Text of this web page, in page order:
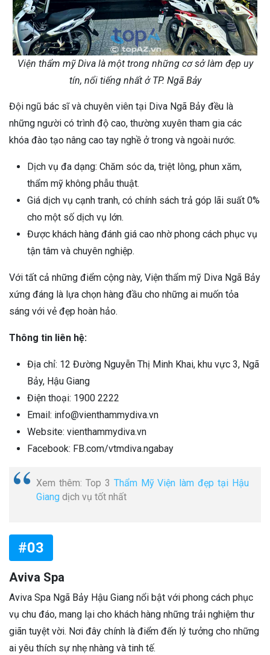
Viện thẩm mỹ Diva là một trong những cơ sở làm đẹp uy
tín, nổi tiếng nhất ở TP. Ngã Bảy
Đội ngũ bác sĩ và chuyên viên tại Diva Ngã Bảy đều là
những người có trình độ cao, thường xuyên tham gia các
khóa đào tạo nâng cao tay nghề ở trong và ngoài nước.
Dịch vụ đa dạng: Chăm sóc da, triệt lông, phun xăm,
thẩm mỹ không phẫu thuật.
Giá dịch vụ cạnh tranh, có chính sách trả góp lãi suất 0%
cho một số dịch vụ lớn.
Được khách hàng đánh giá cao nhờ phong cách phục vụ
tận tâm và chuyên nghiệp.
Với tất cả những điểm cộng này, Viện thẩm mỹ Diva Ngã Bảy
xứng đáng là lựa chọn hàng đầu cho những ai muốn tỏa
sáng với vẻ đẹp hoàn hảo.
Thông tin liên hệ:
Địa chỉ: 12 Đường Nguyễn Thị Minh Khai, khu vực 3, Ngã
Bảy, Hậu Giang
Điện thoại: 1900 2222
Email: info@vienthammydiva.vn
Website: vienthammydiva.vn
Facebook: FB.com/vtmdiva.ngabay
Xem thêm: Top 3 Thẩm Mỹ Viện làm đẹp tại Hậu
Giang dịch vụ tốt nhất
#03
Aviva Spa
Aviva Spa Ngã Bảy Hậu Giang nổi bật với phong cách phục
vụ chu đáo, mang lại cho khách hàng những trải nghiệm thư
giãn tuyệt vời. Nơi đây chính là điểm đến lý tưởng cho những
ai yêu thích sự nhẹ nhàng và tinh tế.